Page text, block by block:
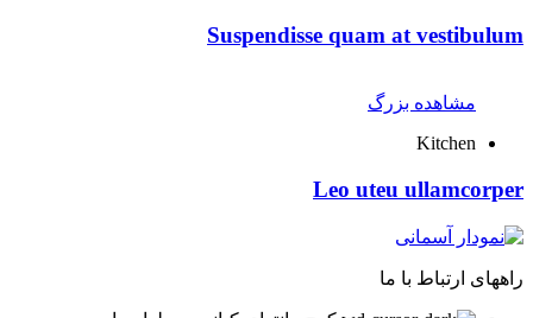
Suspendisse quam at vestibulum
مشاهده بزرگ
Kitchen
Leo uteu ullamcorper
راههای ارتباط با ما